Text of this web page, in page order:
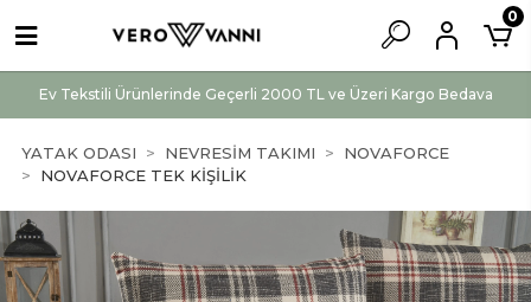
Ev Tekstili Ürünlerinde Geçerli 2000 TL ve Üzeri Kargo Bedava
0
YATAK ODASI NEVRESİM TAKIMI
NOVAFORCE
NOVAFORCE TEK KİŞİLİK